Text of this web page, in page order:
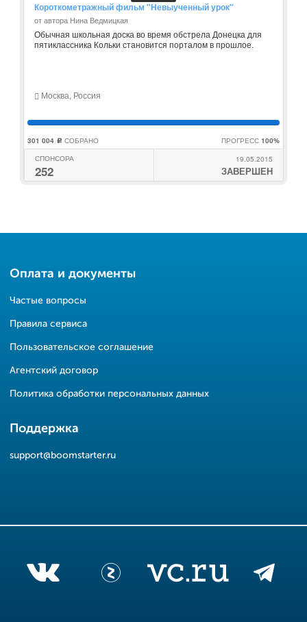
Короткометражный фильм "Невыученный урок"
от автора Нина Ведмицкая
Обычная школьная доска во время обстрела Донецка для
пятиклассника Кольки становится порталом в прошлое.
Москва, Россия
301 004 c СОБРАНО ПРОГРЕСС 100%
СПОНСОРА
252
19.05.2015
ЗАВЕРШЕН
Оплата и документы
Частые вопросы
Правила сервиса
Пользовательское соглашение
Агентский договор
Политика обработки персональных данных
Поддержка
support@boomstarter.ru